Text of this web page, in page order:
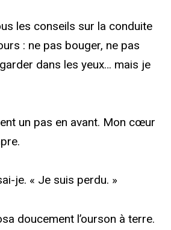
les conseils sur la conduite
: ne pas bouger, ne pas
dans les yeux… mais je
un pas en avant. Mon cœur
je. « Je suis perdu. »
doucement l’ourson à terre.